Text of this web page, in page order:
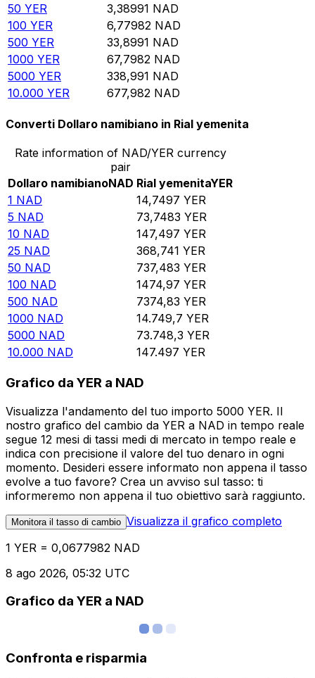
50 YER 3,38991 NAD
100 YER 6,77982 NAD
500 YER 33,8991 NAD
1000 YER 67,7982 NAD
5000 YER 338,991 NAD
10.000 YER 677,982 NAD
Converti Dollaro namibiano in Rial yemenita
Rate information of NAD/YER currency
pair
Dollaro namibianoNAD Rial yemenitaYER
1 NAD 14,7497 YER
5 NAD 73,7483 YER
10 NAD 147,497 YER
25 NAD 368,741 YER
50 NAD 737,483 YER
100 NAD 1474,97 YER
500 NAD 7374,83 YER
1000 NAD 14.749,7 YER
5000 NAD 73.748,3 YER
10.000 NAD 147.497 YER
Grafico da YER a NAD
Visualizza l'andamento del tuo importo 5000 YER. Il
nostro grafico del cambio da YER a NAD in tempo reale
segue 12 mesi di tassi medi di mercato in tempo reale e
indica con precisione il valore del tuo denaro in ogni
momento. Desideri essere informato non appena il tasso
evolve a tuo favore? Crea un avviso sul tasso: ti
informeremo non appena il tuo obiettivo sarà raggiunto.
Monitora il tasso di cambio Visualizza il grafico completo
1 YER = 0,0677982 NAD
8 ago 2026, 05:32 UTC
Grafico da YER a NAD
Confronta e risparmia